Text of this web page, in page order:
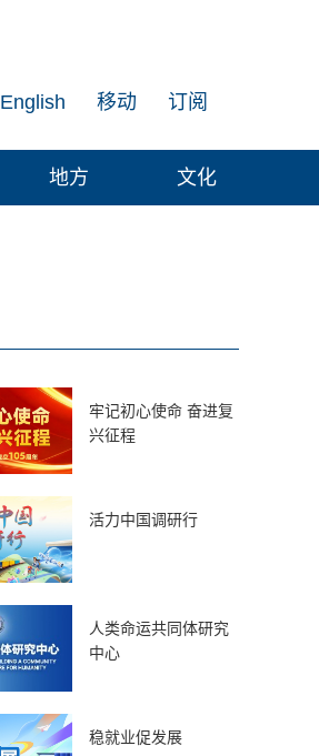
订阅
移动
English
地方 文化
牢记初心使命 奋进复
兴征程
活力中国调研行
人类命运共同体研究
中心
稳就业促发展